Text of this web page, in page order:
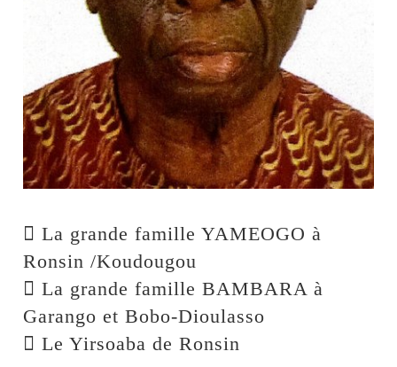
 La grande famille YAMEOGO à
Ronsin /Koudougou
 La grande famille BAMBARA à
Garango et Bobo-Dioulasso
 Le Yirsoaba de Ronsin